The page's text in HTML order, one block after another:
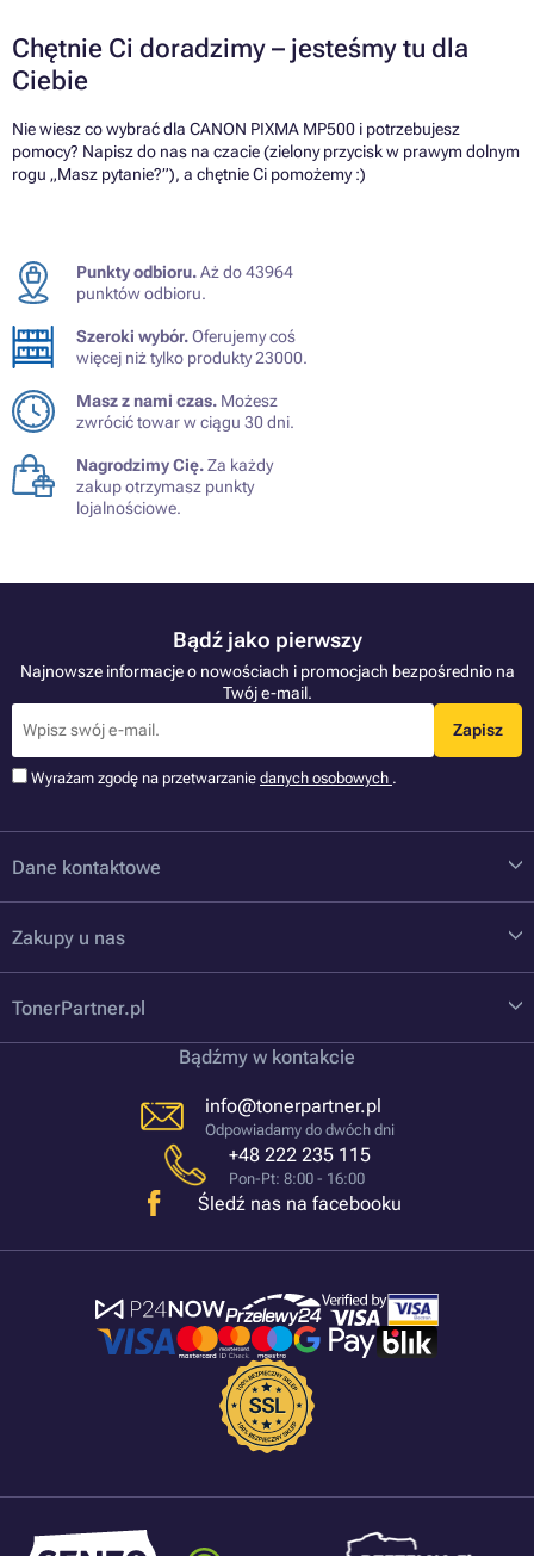
Chętnie Ci doradzimy – jesteśmy tu dla
Ciebie
Nie wiesz co wybrać dla CANON PIXMA MP500 i potrzebujesz
pomocy? Napisz do nas na czacie (zielony przycisk w prawym dolnym
rogu „Masz pytanie?”), a chętnie Ci pomożemy :)
Punkty odbioru.Aż do 43964
punktów odbioru.
Szeroki wybór.Oferujemy coś
więcej niż tylko produkty 23000.
Masz z nami czas. Możesz
zwrócić towar w ciągu 30 dni.
Nagrodzimy Cię.Za każdy
zakup otrzymasz punkty
lojalnościowe.
Bądź jako pierwszy
Najnowsze informacje o nowościach i promocjach bezpośrednio na
Twój e-mail.
Zapisz
Wyrażam zgodę na przetwarzanie danych osobowych .
Dane kontaktowe
Zakupy u nas
TonerPartner.pl
Bądźmy w kontakcie
info@tonerpartner.pl
Odpowiadamy do dwóch dni
+48 222 235 115
Pon-Pt: 8:00 - 16:00
Śledź nas na facebooku